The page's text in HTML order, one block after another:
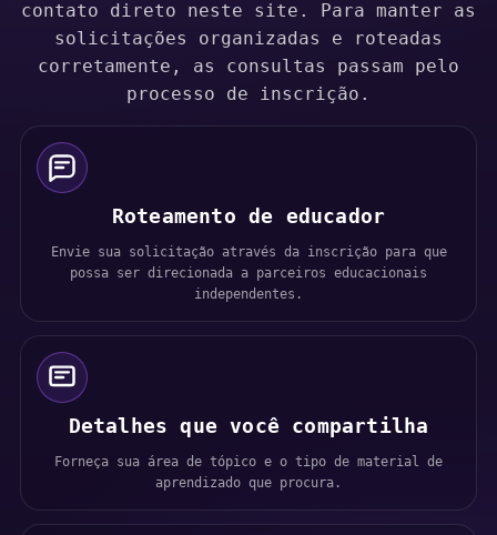
contato direto neste site. Para manter as
solicitações organizadas e roteadas
corretamente, as consultas passam pelo
processo de inscrição.
Roteamento de educador
Envie sua solicitação através da inscrição para que
possa ser direcionada a parceiros educacionais
independentes.
Detalhes que você compartilha
Forneça sua área de tópico e o tipo de material de
aprendizado que procura.